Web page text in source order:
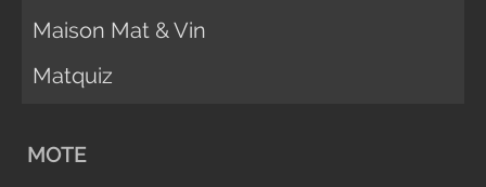
Maison Mat & Vin
Matquiz
MOTE